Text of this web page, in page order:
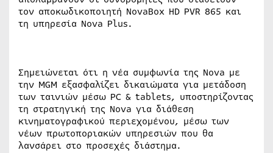
τον αποκωδικοποιητή NovaBox HD PVR 865 και
τη υπηρεσία Nova Plus.
Σημειώνεται ότι η νέα συμφωνία της Nova με
την MGM εξασφαλίζει δικαιώματα για μετάδοση
των ταινιών μέσω PC & tablets, υποστηρίζοντας
τη στρατηγική της Nova για διάθεση
κινηματογραφικού περιεχομένου, μέσω των
νέων πρωτοποριακών υπηρεσιών που θα
λανσάρει στο προσεχές διάστημα.